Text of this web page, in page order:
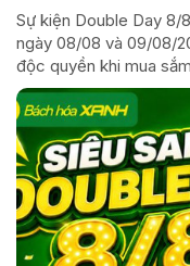
Sự kiện Double Day 8/
ngày 08/08 và 09/08/
độc quyền khi mua